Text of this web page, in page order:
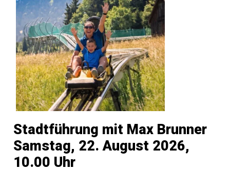
Stadtführung mit Max Brunner
Samstag, 22. August 2026,
10.00 Uhr